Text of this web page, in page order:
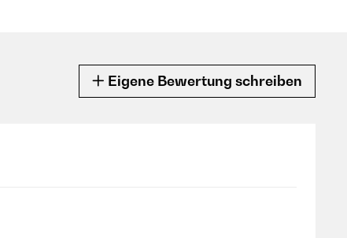
Eigene Bewertung schreiben